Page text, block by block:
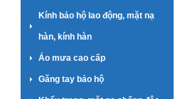
Kính bảo hộ lao động, mặt nạ
hàn, kính hàn
Áo mưa cao cấp
Găng tay bảo hộ